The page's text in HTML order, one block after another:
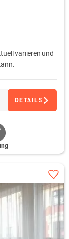
variieren und
DETAILS